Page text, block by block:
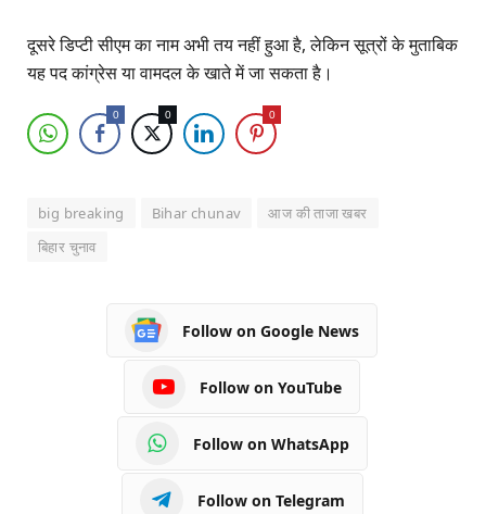
दूसरे डिप्टी सीएम का नाम अभी तय नहीं हुआ है, लेकिन सूत्रों के मुताबिक
यह पद कांग्रेस या वामदल के खाते में जा सकता है।
0 0 0
big breaking Bihar chunav
आज की ताजा खबर
बिहार चुनाव
Follow on Google News
Follow on YouTube
Follow on WhatsApp
Follow on Telegram